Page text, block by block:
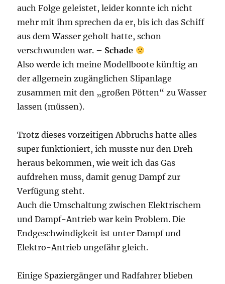
auch Folge geleistet, leider konnte ich nicht
mehr mit ihm sprechen da er, bis ich das Schiff
aus dem Wasser geholt hatte, schon
verschwunden war. – Schade
Also werde ich meine Modellboote künftig an
der allgemein zugänglichen Slipanlage
zusammen mit den „großen Pötten“ zu Wasser
lassen (müssen).
Trotz dieses vorzeitigen Abbruchs hatte alles
super funktioniert, ich musste nur den Dreh
heraus bekommen, wie weit ich das Gas
aufdrehen muss, damit genug Dampf zur
Verfügung steht.
Auch die Umschaltung zwischen Elektrischem
und Dampf-Antrieb war kein Problem. Die
Endgeschwindigkeit ist unter Dampf und
Elektro-Antrieb ungefähr gleich.
Einige Spaziergänger und Radfahrer blieben